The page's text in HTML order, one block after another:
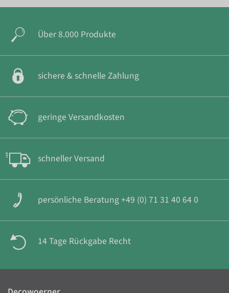
Über 8.000 Produkte
sichere & schnelle Zahlung
geringe Versandkosten
schneller Versand
persönliche Beratung +49 (0) 71 31 40 64 0
14 Tage Rückgabe Recht